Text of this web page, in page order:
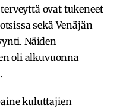
ovat tukeneet
sekä Venäjän
Näiden
oli alkuvuonna
kuluttajien